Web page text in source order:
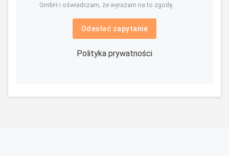
GmbH i oświadczam, że wyrażam na to zgodę.
Odesłać zapytanie
Polityka prywatności